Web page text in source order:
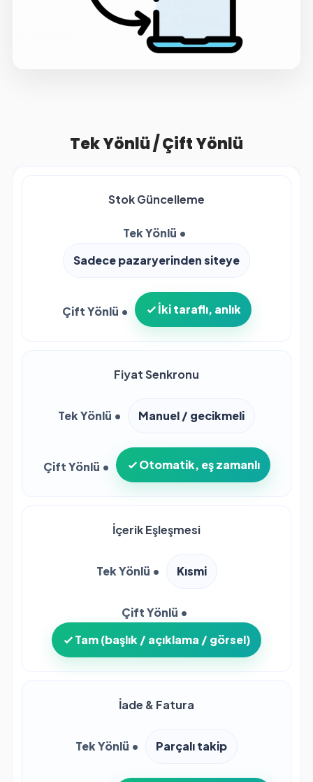
Tek Yönlü/Çift Yönlü
Stok Güncelleme
Sadece pazaryerinden siteye
İki taraflı, anlık
Fiyat Senkronu
Manuel / gecikmeli
Otomatik, eş zamanlı
İçerik Eşleşmesi
Kısmi
Tam (başlık / açıklama / görsel)
İade & Fatura
Parçalı takip